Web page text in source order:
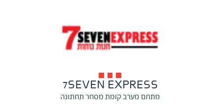
7SEVEN EXPRESS
מתחם מערב קומת מסחר תחתונה